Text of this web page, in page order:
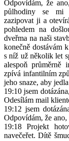
Odpovídám, že
půlhodiny se mi
zazipovat ji a
pohledem na
dveřma na naši
konečně dostávám
s níž už několik let
alespoň průměrně
zpívá infantilním
jeho snaze, aby
19:10 jsem
Odesílám mail
19:12 jsem
Odpovídám, že
19:18 Projekt
navečeřet. Dítě